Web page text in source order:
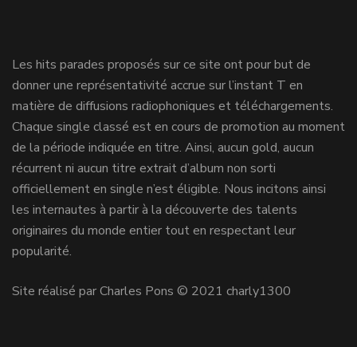
Les hits parades proposés sur ce site ont pour but de
donner une représentativité accrue sur l’instant T en
matière de diffusions radiophoniques et téléchargements.
Chaque single classé est en cours de promotion au moment
de la période indiquée en titre. Ainsi, aucun gold, aucun
récurrent ni aucun titre extrait d’album non sorti
officiellement en single n’est éligible. Nous incitons ainsi
les internautes à partir à la découverte des talents
originaires du monde entier tout en respectant leur
popularité.
Site réalisé par Charles Pons © 2021 charly1300